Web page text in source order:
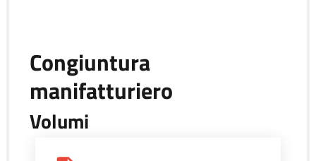
Congiuntura
manifatturiero
Volumi